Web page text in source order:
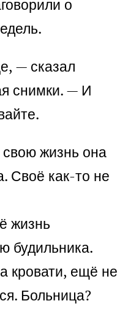
о
— сказал
снимки. — И
жизнь она
Своё как-то не
жизнь
будильника.
кровати, ещё не
Больница?